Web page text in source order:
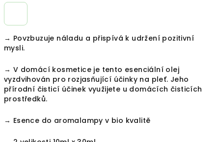
→ Povzbuzuje náladu a přispívá k udržení pozitivní
mysli.
→ V domácí kosmetice je tento esenciální olej
vyzdvihován pro rozjasňující účinky na pleť. Jeho
přírodní čisticí účinek využijete u domácích čisticích
prostředků.
→ Esence do aromalampy v bio kvalitě